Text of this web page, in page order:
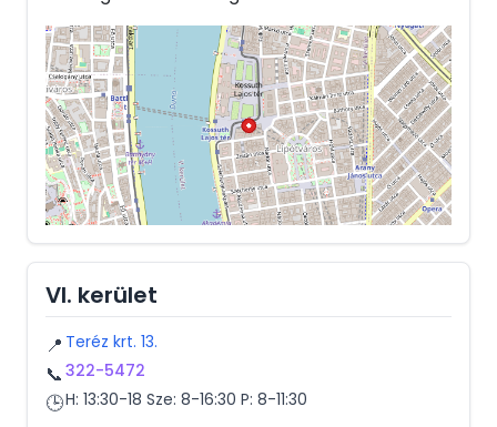
VI. kerület
📍 Teréz krt. 13.
📞 322-5472
🕒H: 13:30-18 Sze: 8-16:30 P: 8-11:30